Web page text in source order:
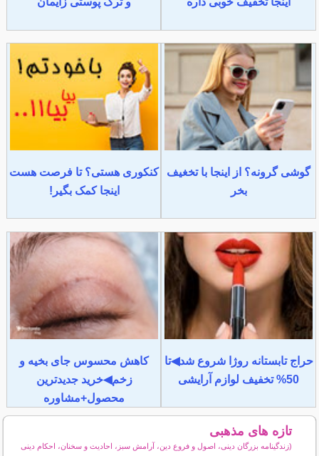
گوشی گرونه؟ از اینجا با تخغیف
بخر
کنکوری هستی؟ تا فرصت هست
اینجا کمک بگیر!
حراج تابستانه روژا شروع شد◀تا
50% تخفیف لوازم آرایشی
کاهش محسوس جای بخیه و
زخم◀خرید جدیدترین
محصول+مشاوره
تازه های مذهبی
(زندگینامه بزرگان دینی، اصول و فروع دین، آرامش سبز، احادیث و سخنان، احکام دینی